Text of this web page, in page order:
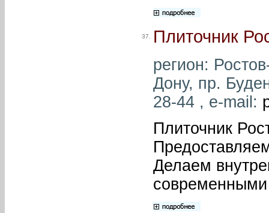
37. Плиточник
регион:
Дону, пр.
28-44 , e-mail:
Плиточник
Делаем